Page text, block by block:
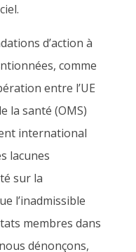
d’action à
comme
entre l’UE
la santé (OMS)
international
lacunes
sur la
l’inadmissible
membres dans
dénonçons,